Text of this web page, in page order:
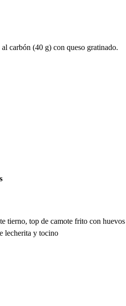
carbón (40 g) con queso gratinado.
tierno, top de camote frito con huevos
lecherita y tocino